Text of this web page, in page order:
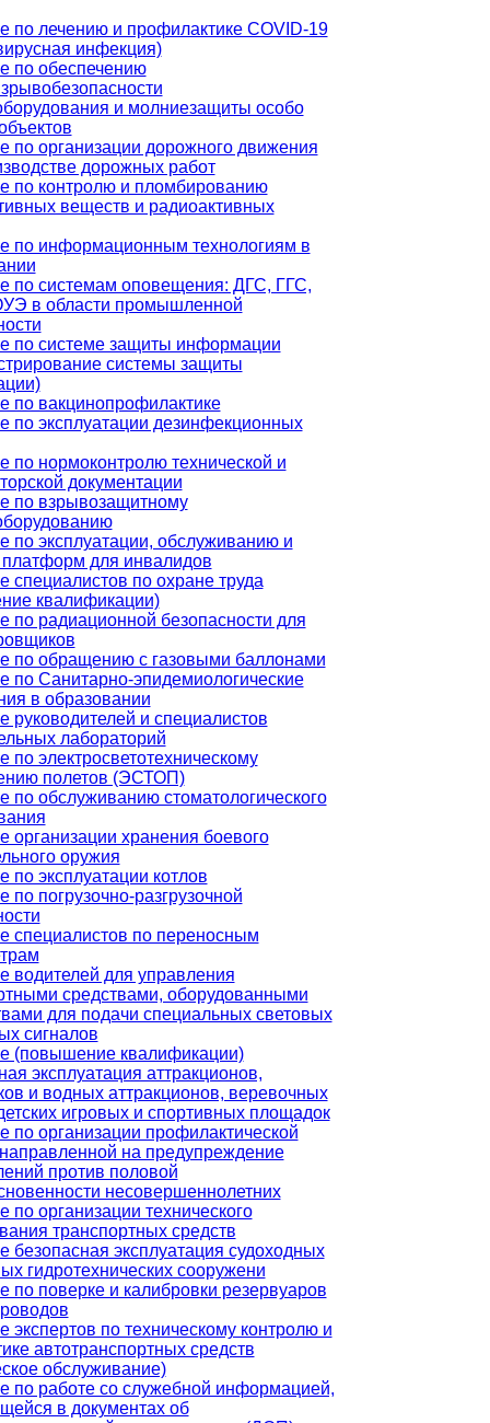
по лечению и профилактике COVID-19
инфекция)
по обеспечению
и молниезащиты особо
по организации дорожного движения
дорожных работ
по контролю и пломбированию
веществ и радиоактивных
по информационным технологиям в
по системам оповещения: ДГС, ГГС,
в области промышленной
по системе защиты информации
системы защиты
по вакцинопрофилактике
по эксплуатации дезинфекционных
по нормоконтролю технической и
документации
по взрывозащитному
по эксплуатации, обслуживанию и
для инвалидов
специалистов по охране труда
квалификации)
по радиационной безопасности для
по обращению с газовыми баллонами
по Санитарно-эпидемиологические
в образовании
руководителей и специалистов
лабораторий
по электросветотехническому
полетов (ЭСТОП)
по обслуживанию стоматологического
организации хранения боевого
оружия
по эксплуатации котлов
по погрузочно-разгрузочной
специалистов по переносным
водителей для управления
средствами, оборудованными
для подачи специальных световых
сигналов
(повышение квалификации)
эксплуатация аттракционов,
и водных аттракционов, веревочных
игровых и спортивных площадок
по организации профилактической
на предупреждение
против половой
несовершеннолетних
по организации технического
транспортных средств
безопасная эксплуатация судоходных
гидротехнических сооружени
по поверке и калибровки резервуаров
экспертов по техническому контролю и
автотранспортных средств
обслуживание)
по работе со служебной информацией,
в документах об